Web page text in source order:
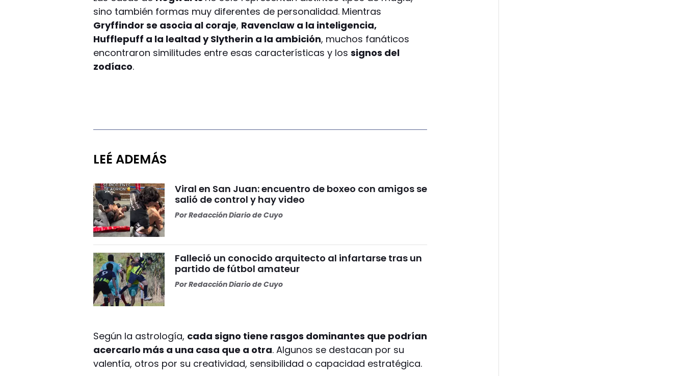
sino también formas muy diferentes de personalidad. Mientras
Gryffindor se asocia al coraje, Ravenclaw a la inteligencia,
Hufflepuff a la lealtad y Slytherin a la ambición, muchos fanáticos
encontraron similitudes entre esas características y lossignos del
zodíaco.
LEÉ ADEMÁS
Viral en San Juan: encuentro de boxeo con amigos se
salió de control y hay video
PorRedacción Diario de Cuyo
Falleció un conocido arquitecto al infartarse tras un
partido de fútbol amateur
PorRedacción Diario de Cuyo
Según la astrología, cada signo tiene rasgos dominantes que podrían
acercarlo más a una casa que a otra. Algunos se destacan por su
valentía, otros por su creatividad, sensibilidad o capacidad estratégica.